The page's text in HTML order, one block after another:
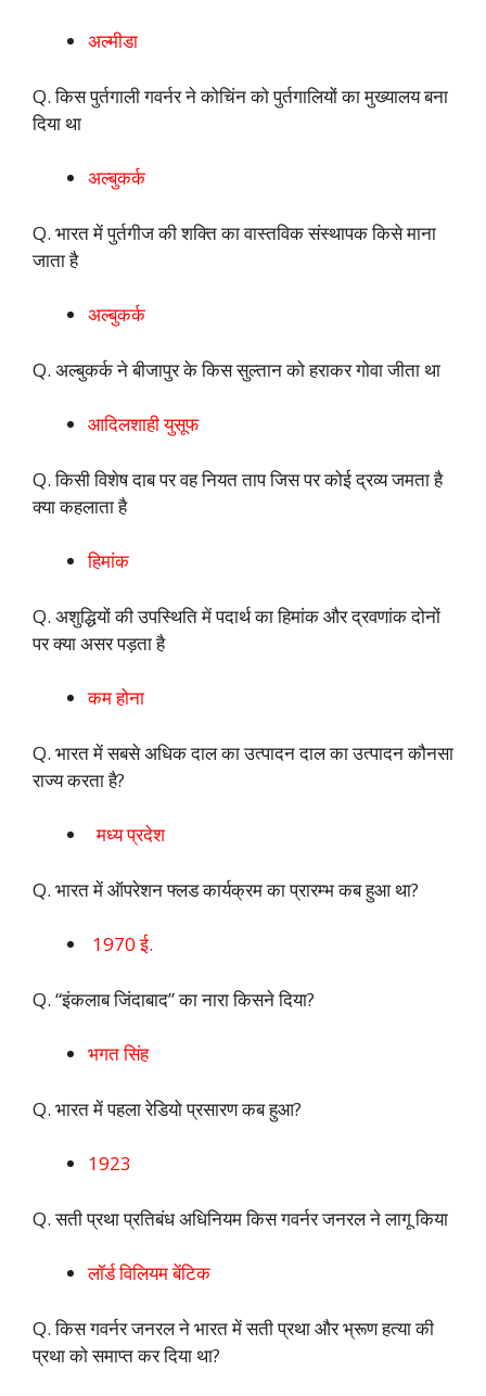
अल्मीडा
Q. किस पुर्तगाली गवर्नर ने कोचिंन को पुर्तगालियों का मुख्यालय बना
दिया था
अल्बुकर्क
Q. भारत में पुर्तगीज की शक्ति का वास्तविक संस्थापक किसे माना
जाता है
अल्बुकर्क
Q. अल्बुकर्क ने बीजापुर के किस सुल्तान को हराकर गोवा जीता था
आदिलशाही युसूफ
Q. किसी विशेष दाब पर वह नियत ताप जिस पर कोई द्रव्य जमता है
क्या कहलाता है
हिमांक
Q. अशुद्धियों की उपस्थिति में पदार्थ का हिमांक और द्रवणांक दोनों
पर क्या असर पड़ता है
कम होना
Q. भारत में सबसे अधिक दाल का उत्पादन दाल का उत्पादन कौनसा
राज्य करता है?
मध्य प्रदेश
Q. भारत में ऑपरेशन फ्लड कार्यक्रम का प्रारम्भ कब हुआ था?
1970 ई.
Q. “इंकलाब जिंदाबाद” का नारा किसने दिया?
भगत सिंह
Q. भारत में पहला रेडियो प्रसारण कब हुआ?
1923
Q. सती प्रथा प्रतिबंध अधिनियम किस गवर्नर जनरल ने लागू किया
लॉर्ड विलियम बेंटिक
Q. किस गवर्नर जनरल ने भारत में सती प्रथा और भ्रूण हत्या की
प्रथा को समाप्त कर दिया था?